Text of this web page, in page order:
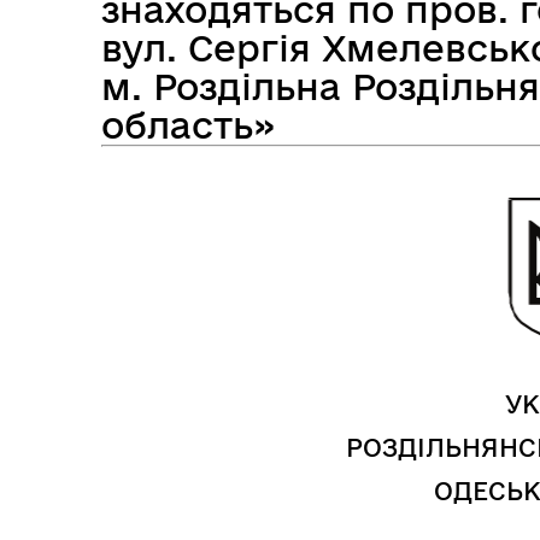
Засідання виконавчого
комітету
знаходяться по пров.
вул. Сергія
м. Роздільна
область»